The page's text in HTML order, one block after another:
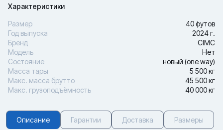
Характеристики
Размер
40 футов
Год выпуска
2024 г.
Бренд
CIMC
Модель
Нет
Состояние
новый (one way)
Масса тары
5 500 кг
Макс. масса брутто
45 500 кг
Макс. грузоподъёмность
40 000 кг
Описание Гарантии Доставка Размеры